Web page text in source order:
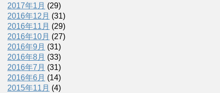
2017年1月 (29)
2016年12月 (31)
2016年11月 (29)
2016年10月 (27)
2016年9月 (31)
2016年8月 (33)
2016年7月 (31)
2016年6月 (14)
2015年11月 (4)